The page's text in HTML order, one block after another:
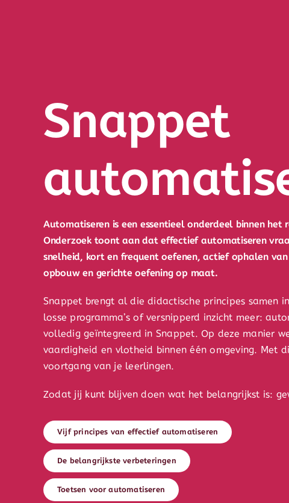
Snappet
Automatiseren is een essentieel onderdeel binnen het
Onderzoek toont aan dat effectief automatiseren
snelheid, kort en frequent oefenen, actief ophalen van
opbouw en gerichte oefening op maat.
Snappet brengt al die didactische principes samen
losse programma’s of versnipperd inzicht meer:
volledig geïntegreerd in Snappet. Op deze manier
vaardigheid en vlotheid binnen één omgeving. Met
voortgang van je leerlingen.
Zodat jij kunt blijven doen wat het belangrijkst is:
Vijf principes van effectief automatiseren
De belangrijkste verbeteringen
Toetsen voor automatiseren